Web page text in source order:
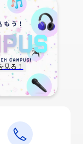
見る！